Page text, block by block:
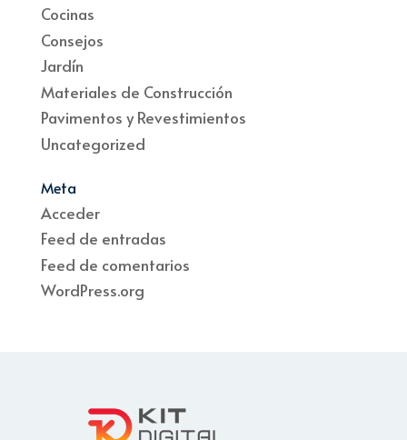
Cocinas
Consejos
Jardín
Materiales de Construcción
Pavimentos y Revestimientos
Uncategorized
Meta
Acceder
Feed de entradas
Feed de comentarios
WordPress.org